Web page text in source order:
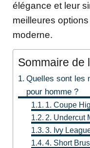
élégance et leur
meilleures
moderne.
Sommaire de
Quelles sont les
pour homme ?
1. Coupe
2. Undercut
3. Ivy
4. Short